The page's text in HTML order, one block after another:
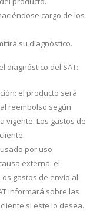
cargo de los
su diagnóstico.
diagnóstico del SAT:
el producto será
reembolso según
vigente. Los gastos de
por uso
externa: el
gastos de envío al
informará sobre las
si este lo desea.